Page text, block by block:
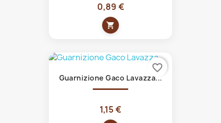
0,89 €
shopping_cart
Guarnizione Gaco Lavazza...
1,15 €
favorite_border